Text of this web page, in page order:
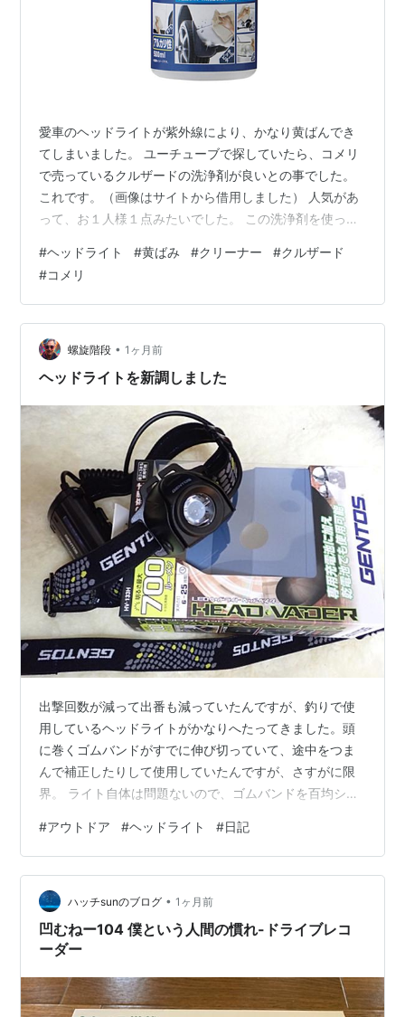
愛車のヘッドライトが紫外線により、かなり黄ばんでき
てしまいました。 ユーチューブで探していたら、コメリ
で売っているクルザードの洗浄剤が良いとの事でした。
これです。（画像はサイトから借用しました） 人気があ
って、お１人様１点みたいでした。 この洗浄剤を使っ
トが黄色に染まり、びっくりしましたね！ ウェットは使
い捨てのマイクロファイバーを使いました。 水で１回流
します。 次はこれでライトをクリーニングします。 縦、
横を何回も繰り返します。 拭き取って、またクリーニン
グします。３回ぐらいかな？ 最後はこれでコーティング
します。 できるだけ薄く延ばす…
#ヘッドライト #黄ばみ #クリーナー #クルザード
#コメリ
螺旋階段 • 1ヶ月前
ヘッドライトを新調しました
出撃回数が減って出番も減っていたんですが、釣りで使
用しているヘッドライトがかなりへたってきました。頭
に巻くゴムバンドがすでに伸び切っていて、途中をつま
んで補正したりして使用していたんですが、さすがに限
界。 ライト自体は問題ないので、ゴムバンドを百均ショ
#アウトドア #ヘッドライト #日記
ハッチsunのブログ • 1ヶ月前
凹むねー104 僕という人間の慣れ-ドライブレコ
ーダー